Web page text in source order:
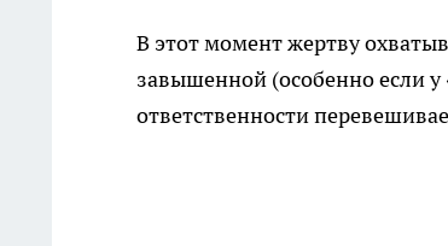
В этот момент жертву
завышенной (особенно если у
ответственности